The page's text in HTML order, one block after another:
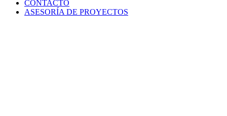
CONTACTO
ASESORÍA DE PROYECTOS